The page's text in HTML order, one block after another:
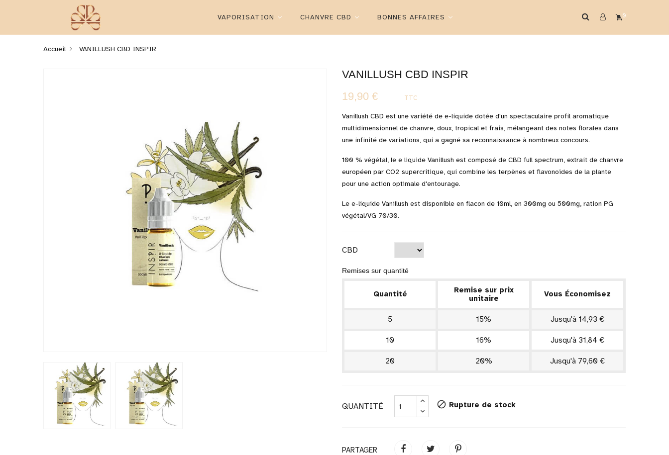
VAPORISATION CHANVRE CBD BONNES AFFAIRES 0
Accueil VANILLUSH CBD INSPIR
VANILLUSH CBD INSPIR
19,90 €
TTC
Vanillush CBD est une variété de e-liquide dotée d'un spectaculaire profil aromatique
multidimensionnel de chanvre, doux, tropical et frais, mélangeant des notes florales dans
une infinité de variations, qui a gagné sa reconnaissance à nombreux concours.
100 % végétal, le e liquide Vanillush est composé de CBD full spectrum, extrait de chanvre
européen par CO2 supercritique, qui combine les terpènes et flavonoïdes de la plante
pour une action optimale d'entourage.
Le e-liquide Vanillush est disponible en flacon de 10ml, en 300mg ou 500mg, ration PG
végétal/VG 70/30.
CBD
Remises sur quantité
Quantité
Remise sur prix
unitaire
Vous Économisez
5 15% Jusqu'à 14,93 €
10 16% Jusqu'à 31,84 €
20 20% Jusqu'à 79,60 €
QUANTITÉ block Rupture de stock
PARTAGER